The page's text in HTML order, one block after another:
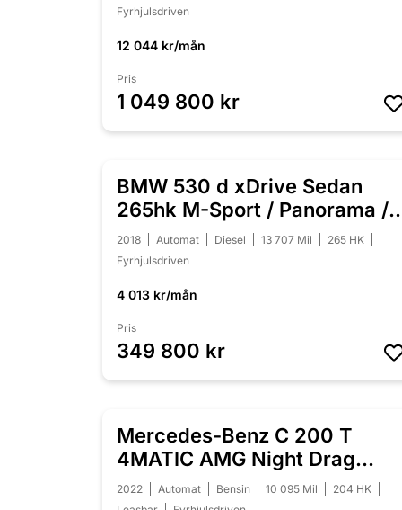
Fyrhjulsdriven
12 044 kr/mån
Pris
1 049 800 kr
NYINKOMMEN
BMW 530 d xDrive Sedan
265hk M-Sport / Panorama /
HUD / H/K
2018 Automat Diesel 13 707 Mil
265 HK
Fyrhjulsdriven
4 013 kr/mån
Pris
349 800 kr
NYINKOMMEN
Mercedes-Benz C 200 T
4MATIC AMG Night Drag
Värmare Moms
2022 Automat Bensin 10 095 Mil
204 HK